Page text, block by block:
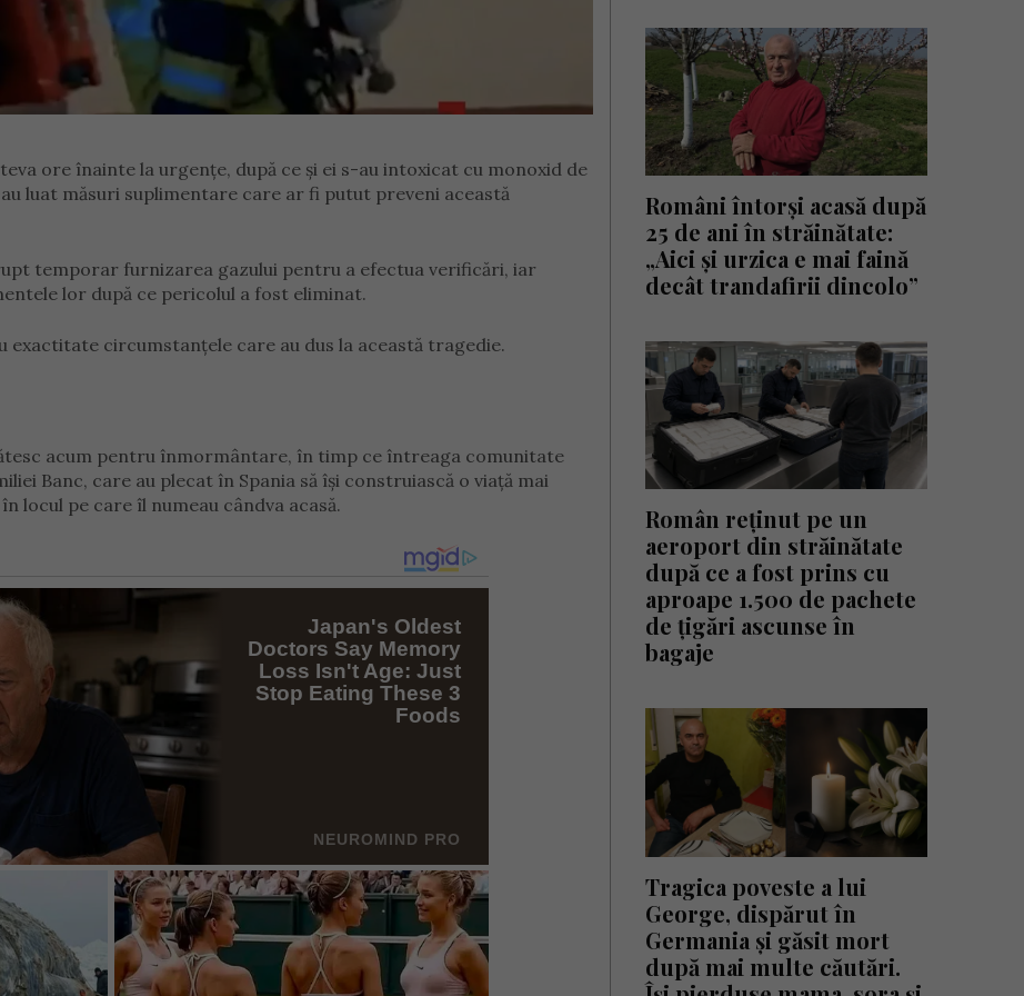
ore înainte la urgențe, după ce și ei s-au intoxicat cu monoxid de
luat măsuri suplimentare care ar fi putut preveni această
temporar furnizarea gazului pentru a efectua verificări, iar
lor după ce pericolul a fost eliminat.
exactitate circumstanțele care au dus la această tragedie.
acum pentru înmormântare, în timp ce întreaga comunitate
Banc, care au plecat în Spania să își construiască o viață mai
locul pe care îl numeau cândva acasă.
Români întorși acasă după
25 de ani în străinătate:
„Aici și urzica e mai faină
decât trandafirii dincolo”
Român reținut pe un
aeroport din străinătate
după ce a fost prins cu
aproape 1.500 de pachete
de țigări ascunse în
bagaje
Tragica poveste a lui
George, dispărut în
Germania și găsit mort
după mai multe căutări.